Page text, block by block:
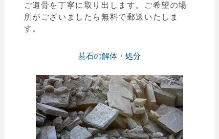
ご遺骨を丁寧に取り出します。ご希望の場
所がございましたら無料で郵送いたしま
す。
墓石の解体・処分